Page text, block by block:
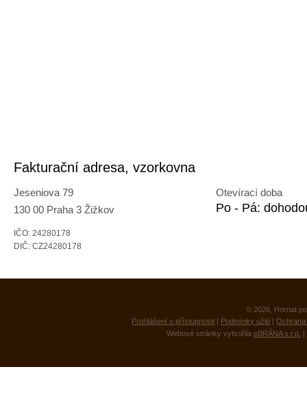
Fakturační adresa, vzorkovna
Jeseniova 79
130 00 Praha 3 Žižkov
IČO: 24280178
DIČ: CZ24280178
Otevírací doba
Po - Pá:
© 2026, Hornat
Prohlášení o přístupnosti | Podmínky užití |
Webové stránky vytvořila eBRÁNA s.r.o. |